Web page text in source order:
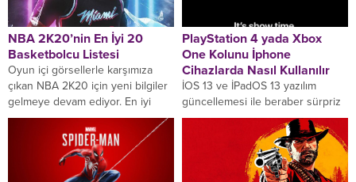
NBA 2K20’nin En İyi 20
Basketbolcu Listesi
Oyun içi görsellerle karşımıza
çıkan NBA 2K20 için yeni bilgiler
gelmeye devam ediyor. En iyi
basketbolcu listesi açıklandı ve
PlayStation 4 yada Xbox
One Kolunu İphone
Cihazlarda Nasıl Kullanılır
İOS 13 ve İPadOS 13 yazılım
güncellemesi ile beraber sürpriz
yeniliklerle geliyor bunlardan
biriside PlayStation 4 ve Xbox